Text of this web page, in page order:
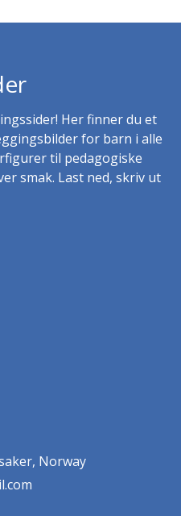
Her finner du et
for barn i alle
til pedagogiske
smak. Last ned, skriv ut
Norway